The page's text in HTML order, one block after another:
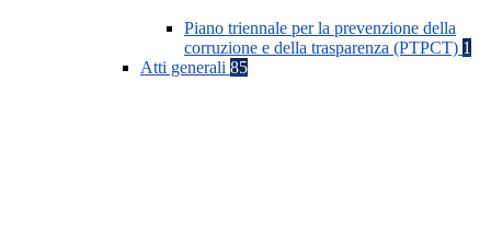
Piano triennale per la prevenzione della
corruzione e della trasparenza (PTPCT) 1
Atti generali 85